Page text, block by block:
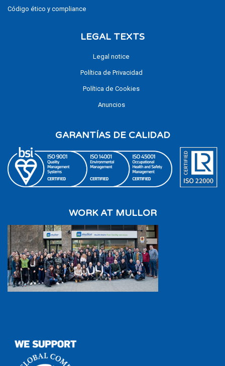
Código ético y compliance
LEGAL TEXTS
Legal notice
Política de Privacidad
Política de Cookies
Anuncios
GARANTÍAS DE CALIDAD
WORK AT MULLOR